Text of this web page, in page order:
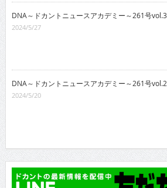
DNA～ドカントニュースアカデミー～261号vol.3
2024/5/27
DNA～ドカントニュースアカデミー～261号vol.2
2024/5/20